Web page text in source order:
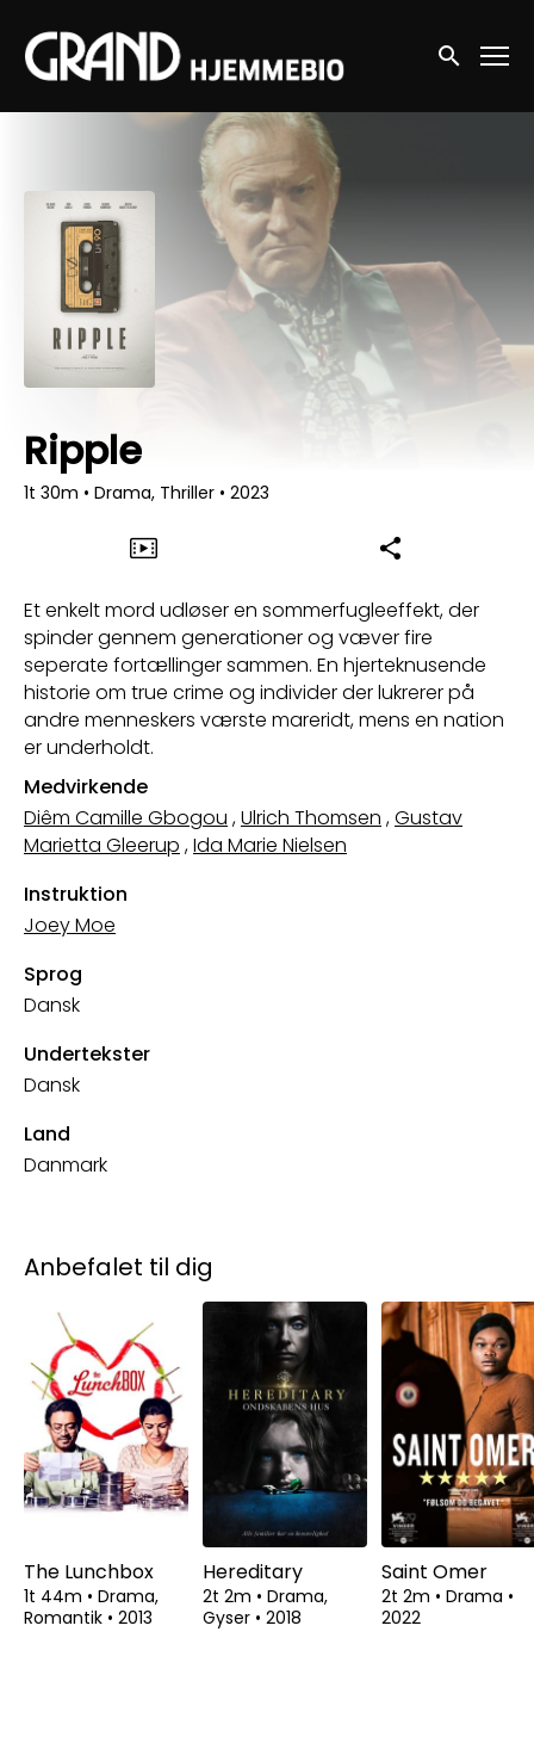
Accessibility Links
Søg nu
Ripple
1t 30m • Drama, Thriller • 2023
Et enkelt mord udløser en sommerfugleeffekt, der
spinder gennem generationer og væver fire
seperate fortællinger sammen. En hjerteknusende
historie om true crime og individer der lukrerer på
andre menneskers værste mareridt, mens en nation
er underholdt.
Medvirkende
Diêm Camille Gbogou ,Ulrich Thomsen ,Gustav
Marietta Gleerup ,Ida Marie Nielsen
Instruktion
Joey Moe
Sprog
Dansk
Undertekster
Dansk
Land
Danmark
Anbefalet til dig
The Lunchbox
1t 44m • Drama,
Romantik • 2013
Hereditary
2t 2m • Drama,
Gyser • 2018
Saint Omer
2t 2m • Drama •
2022